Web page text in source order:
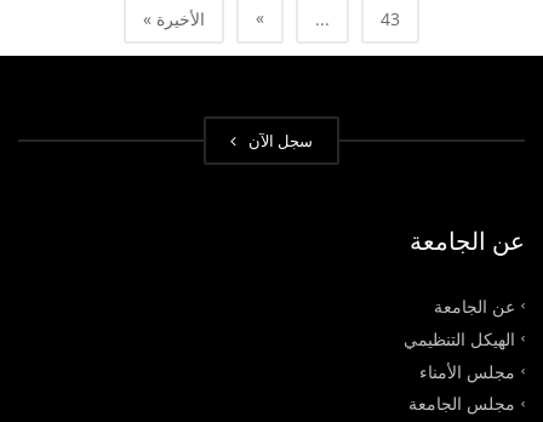
43
...
» الأخيرة »
سجل الآن
عن الجامعة
عن الجامعة
الهيكل التنظيمي
مجلس الأمناء
مجلس الجامعة